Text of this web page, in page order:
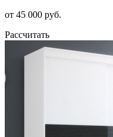
от 45 000 руб.
Рассчитать